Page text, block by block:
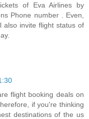
of Eva Airlines by
Phone number . Even,
also invite flight status of
flight booking deals on
if you're thinking
destinations of the us